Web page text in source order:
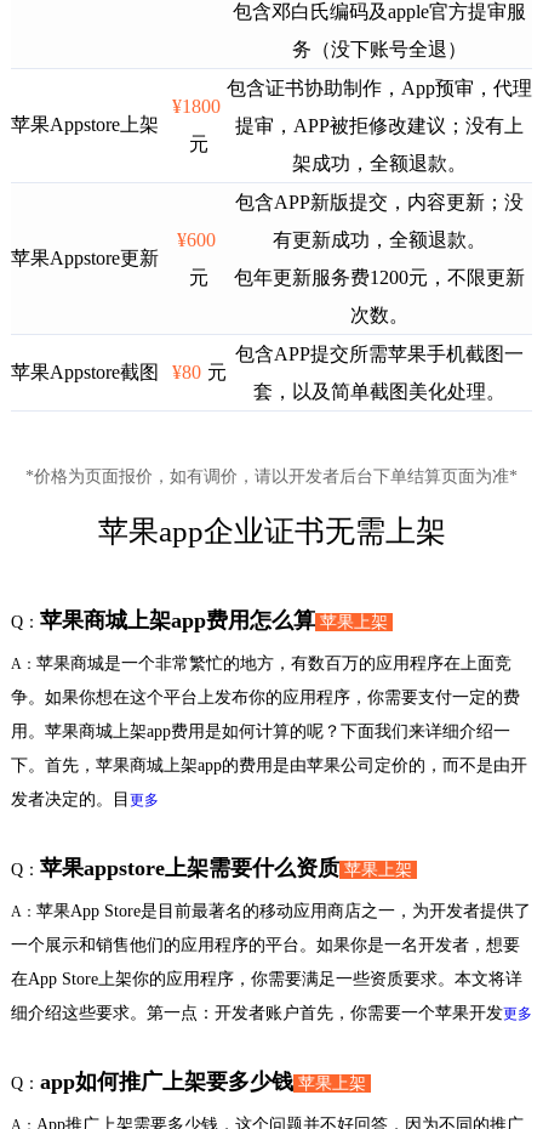
包含邓白氏编码及apple官方提审服
务（没下账号全退）
苹果Appstore上架
¥1800
元
包含证书协助制作，App预审，代理
提审，APP被拒修改建议；没有上
架成功，全额退款。
苹果Appstore更新
¥600
元
包含APP新版提交，内容更新；没
有更新成功，全额退款。
包年更新服务费1200元，不限更新
次数。
苹果Appstore截图 ¥80 元
包含APP提交所需苹果手机截图一
套，以及简单截图美化处理。
*价格为页面报价，如有调价，请以开发者后台下单结算页面为准*
苹果app企业证书无需上架
Q： 苹果商城上架app费用怎么算 苹果上架
A： 苹果商城是一个非常繁忙的地方，有数百万的应用程序在上面竞
争。如果你想在这个平台上发布你的应用程序，你需要支付一定的费
用。苹果商城上架app费用是如何计算的呢？下面我们来详细介绍一
下。首先，苹果商城上架app的费用是由苹果公司定价的，而不是由开
发者决定的。目 更多
Q： 苹果appstore上架需要什么资质 苹果上架
A： 苹果App Store是目前最著名的移动应用商店之一，为开发者提供了
一个展示和销售他们的应用程序的平台。如果你是一名开发者，想要
在App Store上架你的应用程序，你需要满足一些资质要求。本文将详
细介绍这些要求。第一点：开发者账户首先，你需要一个苹果开发更多
Q： app如何推广上架要多少钱 苹果上架
A： App推广上架需要多少钱，这个问题并不好回答，因为不同的推广